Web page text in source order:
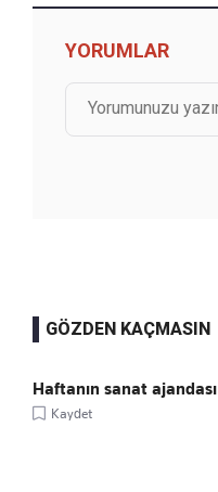
YORUMLAR
GÖZDEN KAÇMASIN
Haftanın sanat ajandası
Kaydet